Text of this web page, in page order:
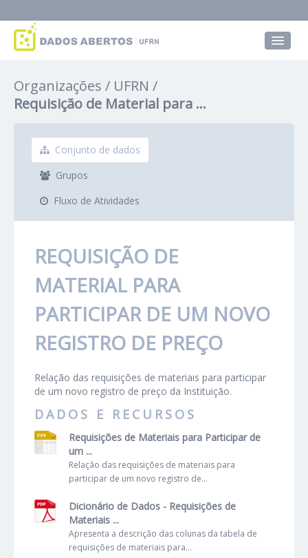
Grupos
Organizações
UFRN
Requisição de Material para ...
Conjunto de dados
Grupos
Fluxo de Atividades
REQUISIÇÃO DE
MATERIAL PARA
PARTICIPAR DE UM NOVO
REGISTRO DE PREÇO
Relação das requisições de materiais para participar
de um novo registro de preço da Instituição.
DADOS E RECURSOS
Requisições de Materiais para Participar de
um ...
Relação das requisições de materiais para
participar de um novo registro de...
Dicionário de Dados - Requisições de
Materiais ...
Apresenta a descrição das colunas da tabela de
requisições de materiais para...